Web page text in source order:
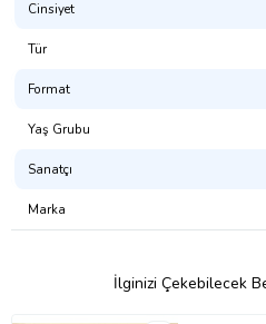
Cinsiyet
Tür
Format
Yaş Grubu
Sanatçı
Marka
İlginizi Çekebilecek